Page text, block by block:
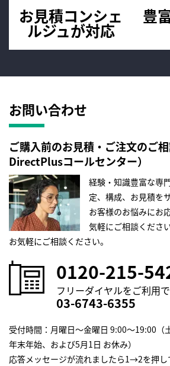
お見積コンシェ
ルジュが対応
豊
お問い合わせ
ご購入前のお見積・ご注文のご
DirectPlusコールセンター）
経験・知識豊富な専
定、構成、お見積を
お客様のお悩みにお
気軽にご相談ください
お気軽にご相談ください。
0120-215-
フリーダイヤルをご利用
03-6743-6355
受付時間：月曜日～金曜日 9:00～19:00（
年末年始、および5月1日 お休み）
応答メッセージが流れましたら1→2を押し